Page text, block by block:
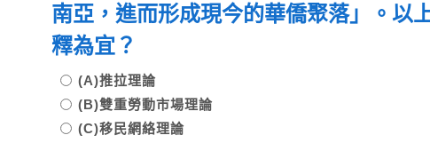
南亞，進而形成現今的華僑聚落」。以
釋為宜？
(A)推拉理論
(B)雙重勞動市場理論
(C)移民網絡理論